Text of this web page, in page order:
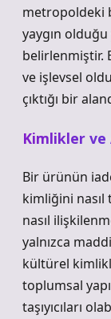
metropoldeki
yaygın
belirlenmiştir.
ve işlevsel
çıktığı bir
Kimlikler ve
Bir ürünün
kimliğini nasıl
nasıl
yalnızca
kültürel
toplumsal
taşıyıcıları